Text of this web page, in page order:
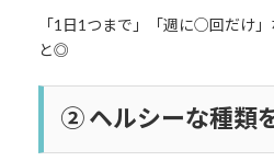
「1日1つまで」「週に○回だけ
と◎
② ヘルシーな種類